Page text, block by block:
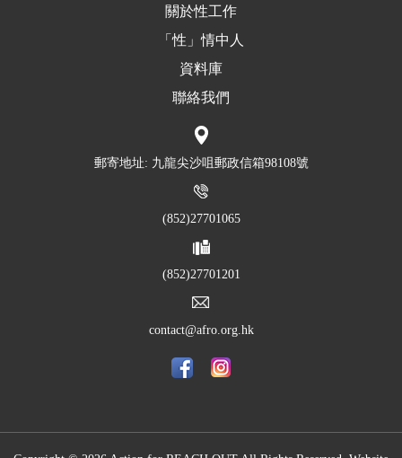
關於性工作
「性」情中人
資料庫
聯絡我們
郵寄地址: 九龍尖沙咀郵政信箱98108號
(852)27701065
(852)27701201
contact@afro.org.hk